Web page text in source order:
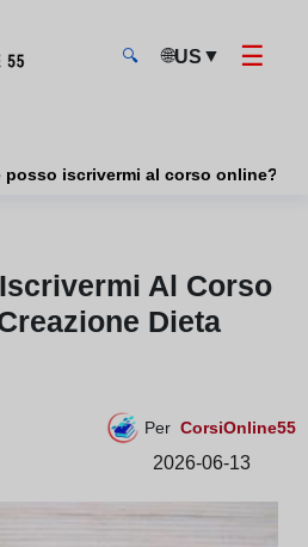
🔍 🌐US ▼ ☰
posso iscrivermi al corso online? -
Al Corso
Dieta
Per CorsiOnline55
2026-06-13